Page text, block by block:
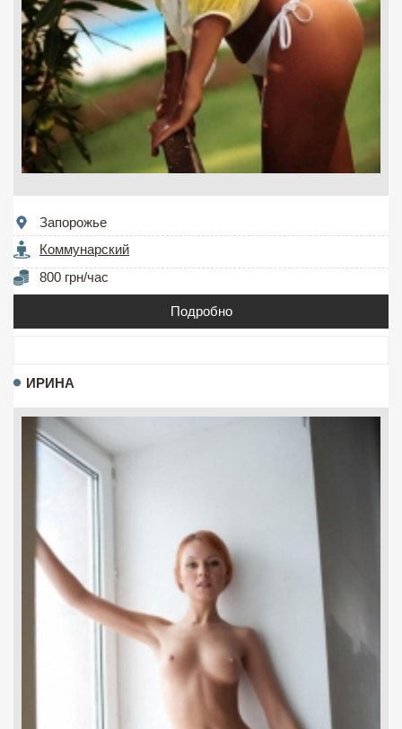
Запорожье
Коммунарский
800 грн/час
Подробно
ИРИНА